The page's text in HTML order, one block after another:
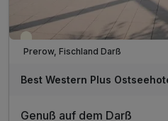
Teilweise ausgelastet
Prerow, Fischland Darß
Best Western Plus
Genuß auf dem Darß